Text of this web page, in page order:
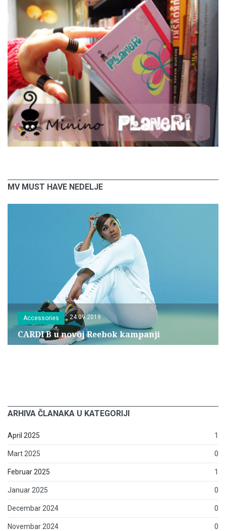
MV MUST HAVE NEDELJE
Accessories 24.09.2019
CARDI B u novoj Reebok kampanji
ARHIVA ČLANAKA U KATEGORIJI
April 2025 1
Mart 2025 0
Februar 2025 1
Januar 2025 0
Decembar 2024 0
Novembar 2024 0